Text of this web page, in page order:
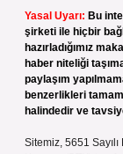
Yasal Uyarı: Bu
şirketi ile hiçbir
hazırladığımız
haber niteliği
paylaşım
benzerlikleri
halindedir ve
Sitemiz, 5651